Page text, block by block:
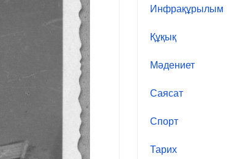
Инфрақұрылым
Құқық
Мәдениет
Саясат
Спорт
Тарих